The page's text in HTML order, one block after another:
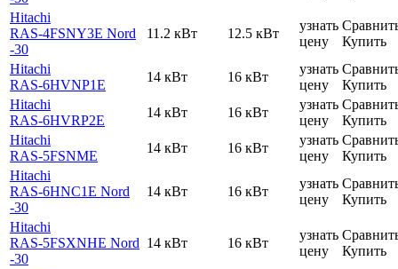
Hitachi
RAS-4FSNY3E Nord
-30
11.2 кВт 12.5 кВт
узнать
цену
Купить
Hitachi
RAS-6HVNP1E
14 кВт 16 кВт
узнать
цену
Купить
Hitachi
RAS-6HVRP2E
14 кВт 16 кВт
узнать
цену
Купить
Hitachi
RAS-5FSNME
14 кВт 16 кВт
узнать
цену
Купить
Hitachi
RAS-6HNC1E Nord
-30
14 кВт 16 кВт
узнать
цену
Купить
Hitachi
RAS-5FSXNHE Nord
-30
14 кВт 16 кВт
узнать
цену
Купить